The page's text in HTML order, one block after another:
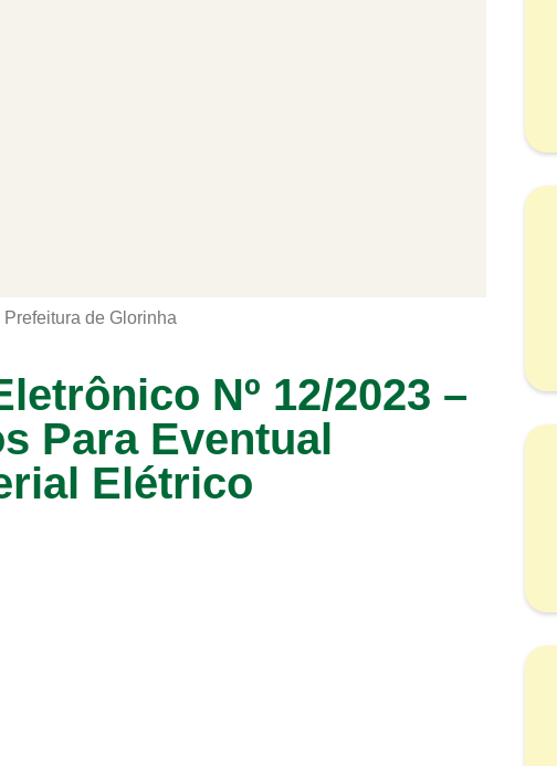
Prefeitura de Glorinha
Nº 12/2023 –
Para Eventual
Elétrico